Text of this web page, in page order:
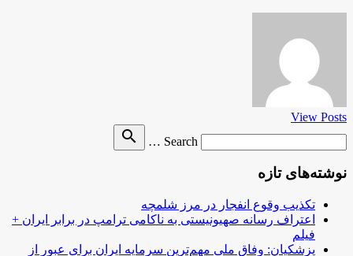
View Posts
Search …
search
نوشته‌های تازه
تکذیب وقوع انفجار در مرز شلمچه
اعتراف رسانه صهیونیستی به ناکامی ترامپ در برابر ایران +
فیلم
پزشکیان: وفاق ملی مهم‌ترین سرمایه ایران برای عبور از